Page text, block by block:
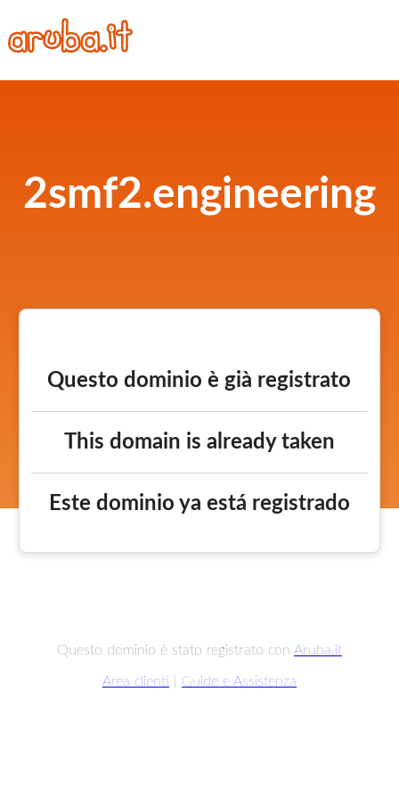
2smf2.engineering
Questo dominio è già registrato
This domain is already taken
Este dominio ya está registrado
Questo dominio è stato registrato con Aruba.it
Area clienti Guide e Assistenza